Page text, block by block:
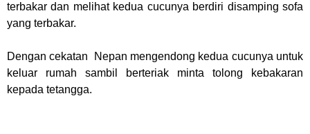
terbakar dan melihat kedua cucunya berdiri disamping sofa
yang terbakar.
Dengan cekatan Nepan mengendong kedua cucunya untuk
keluar rumah sambil berteriak minta tolong kebakaran
kepada tetangga.